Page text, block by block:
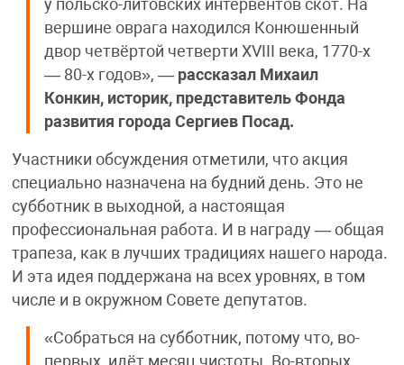
у польско-литовских интервентов скот. На
вершине оврага находился Конюшенный
двор четвёртой четверти XVIII века, 1770-х
— 80-х годов», —рассказал Михаил
Конкин, историк, представитель Фонда
развития города Сергиев Посад.
Участники обсуждения отметили, что акция
специально назначена на будний день. Это не
субботник в выходной, а настоящая
профессиональная работа. И в награду — общая
трапеза, как в лучших традициях нашего народа.
И эта идея поддержана на всех уровнях, в том
числе и в окружном Совете депутатов.
«Собраться на субботник, потому что, во-